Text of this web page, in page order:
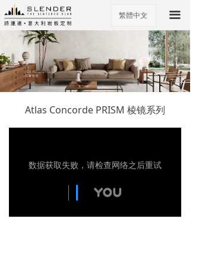
끀
ꀅ
繁體中文
Atlas Concorde PRISM 棱镜系列